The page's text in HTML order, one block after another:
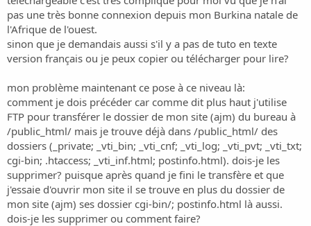
pas une très bonne connexion depuis mon Burkina natale de
l'Afrique de l'ouest.
sinon que je demandais aussi s'il y a pas de tuto en texte
version français ou je peux copier ou télécharger pour lire?
mon problème maintenant ce pose à ce niveau là:
comment je dois précéder car comme dit plus haut j'utilise
FTP pour transférer le dossier de mon site (ajm) du bureau à
/public_html/ mais je trouve déjà dans /public_html/ des
dossiers (_private; _vti_bin; _vti_cnf; _vti_log; _vti_pvt; _vti_txt;
cgi-bin; .htaccess; _vti_inf.html; postinfo.html). dois-je les
supprimer? puisque après quand je fini le transfère et que
j'essaie d'ouvrir mon site il se trouve en plus du dossier de
mon site (ajm) ses dossier cgi-bin/; postinfo.html là aussi.
dois-je les supprimer ou comment faire?